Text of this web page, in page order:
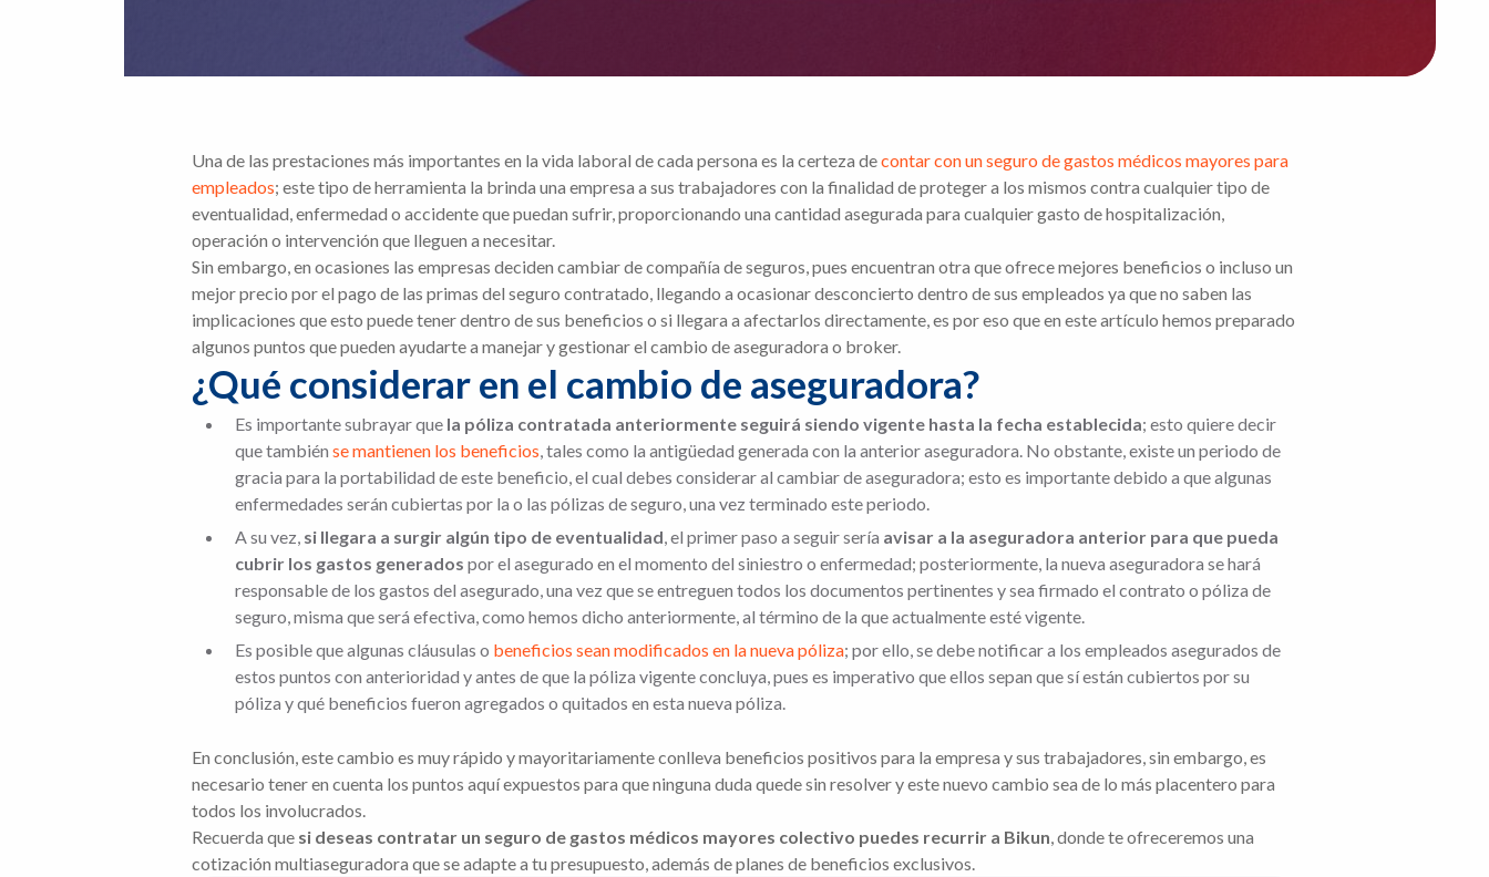
Una de las prestaciones más importantes en la vida laboral de cada persona es la certeza decontar con un seguro de gastos médicos mayores para
empleados; este tipo de herramienta la brinda una empresa a sus trabajadores con la finalidad de proteger a los mismos contra cualquier tipo de
eventualidad, enfermedad o accidente que puedan sufrir, proporcionando una cantidad asegurada para cualquier gasto de hospitalización,
operación o intervención que lleguen a necesitar.
Sin embargo, en ocasiones las empresas deciden cambiar de compañía de seguros, pues encuentran otra que ofrece mejores beneficios o incluso un
mejor precio por el pago de las primas del seguro contratado, llegando a ocasionar desconcierto dentro de sus empleados ya que no saben las
implicaciones que esto puede tener dentro de sus beneficios o si llegara a afectarlos directamente, es por eso que en este artículo hemos preparado
algunos puntos que pueden ayudarte a manejar y gestionar el cambio de aseguradora o broker.
¿Qué considerar en el cambio de aseguradora?
Es importante subrayar que la póliza contratada anteriormente seguirá siendo vigente hasta la fecha establecida; esto quiere decir
que también se mantienen los beneficios, tales como la antigüedad generada con la anterior aseguradora. No obstante, existe un periodo de
gracia para la portabilidad de este beneficio, el cual debes considerar al cambiar de aseguradora; esto es importante debido a que algunas
enfermedades serán cubiertas por la o las pólizas de seguro, una vez terminado este periodo.
A su vez, si llegara a surgir algún tipo de eventualidad, el primer paso a seguir sería avisar a la aseguradora anterior para que pueda
cubrir los gastos generados por el asegurado en el momento del siniestro o enfermedad; posteriormente, la nueva aseguradora se hará
responsable de los gastos del asegurado, una vez que se entreguen todos los documentos pertinentes y sea firmado el contrato o póliza de
seguro, misma que será efectiva, como hemos dicho anteriormente, al término de la que actualmente esté vigente.
Es posible que algunas cláusulas o beneficios sean modificados en la nueva póliza; por ello, se debe notificar a los empleados asegurados de
estos puntos con anterioridad y antes de que la póliza vigente concluya, pues es imperativo que ellos sepan que sí están cubiertos por su
póliza y qué beneficios fueron agregados o quitados en esta nueva póliza.
En conclusión, este cambio es muy rápido y mayoritariamente conlleva beneficios positivos para la empresa y sus trabajadores, sin embargo, es
necesario tener en cuenta los puntos aquí expuestos para que ninguna duda quede sin resolver y este nuevo cambio sea de lo más placentero para
todos los involucrados.
Recuerda que si deseas contratar un seguro de gastos médicos mayores colectivo puedes recurrir a Bikun, donde te ofreceremos una
cotización multiaseguradora que se adapte a tu presupuesto, además de planes de beneficios exclusivos.